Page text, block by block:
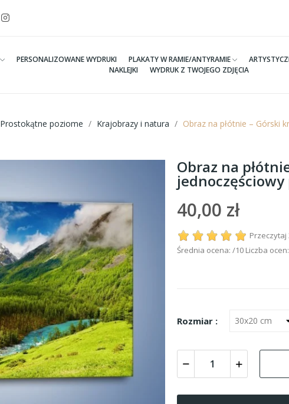
PERSONALIZOWANE WYDRUKI PLAKATY W RAMIE/ANTYRAMIE
NAKLEJKI
WYDRUK Z TWOJEGO ZDJĘCIA
Prostokątne poziome Krajobrazy i natura
Obraz na płótnie – Górski
Obraz na
40,00 zł
Przeczytaj
Średnia ocena: /10 Liczba ocen:
Rozmiar :